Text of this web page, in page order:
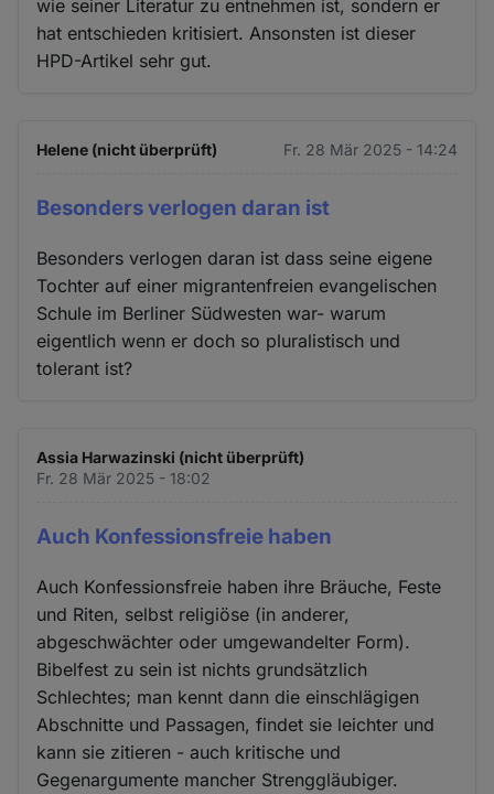
wie seiner Literatur zu entnehmen ist, sondern er
hat entschieden kritisiert. Ansonsten ist dieser
HPD-Artikel sehr gut.
Helene (nicht überprüft) Fr. 28 Mär 2025 - 14:24
Besonders verlogen daran ist
Besonders verlogen daran ist dass seine eigene
Tochter auf einer migrantenfreien evangelischen
Schule im Berliner Südwesten war- warum
eigentlich wenn er doch so pluralistisch und
tolerant ist?
Assia Harwazinski (nicht überprüft)
Fr. 28 Mär 2025 - 18:02
Auch Konfessionsfreie haben
Auch Konfessionsfreie haben ihre Bräuche, Feste
und Riten, selbst religiöse (in anderer,
abgeschwächter oder umgewandelter Form).
Bibelfest zu sein ist nichts grundsätzlich
Schlechtes; man kennt dann die einschlägigen
Abschnitte und Passagen, findet sie leichter und
kann sie zitieren - auch kritische und
Gegenargumente mancher Strenggläubiger.